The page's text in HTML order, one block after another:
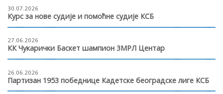
30.07.2026
Курс за нове судије и помоћне судије КСБ
27.06.2026
КК Чукарички Баскет шампион 3МРЛ Центар
26.06.2026
Партизан 1953 победнице Кадетске београдске лиге КСБ